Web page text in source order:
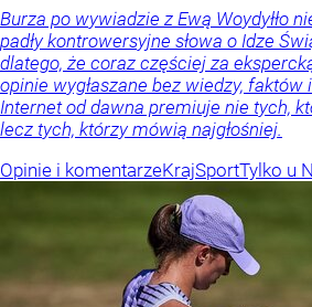
Burza po wywiadzie z Ewą Woydyłło
padły kontrowersyjne słowa o Idze
dlatego, że coraz częściej za
opinie wygłaszane bez wiedzy,
Internet od dawna premiuje nie tych,
lecz tych, którzy mówią najgłośniej.
Opinie i komentarzeKrajSportTylko u